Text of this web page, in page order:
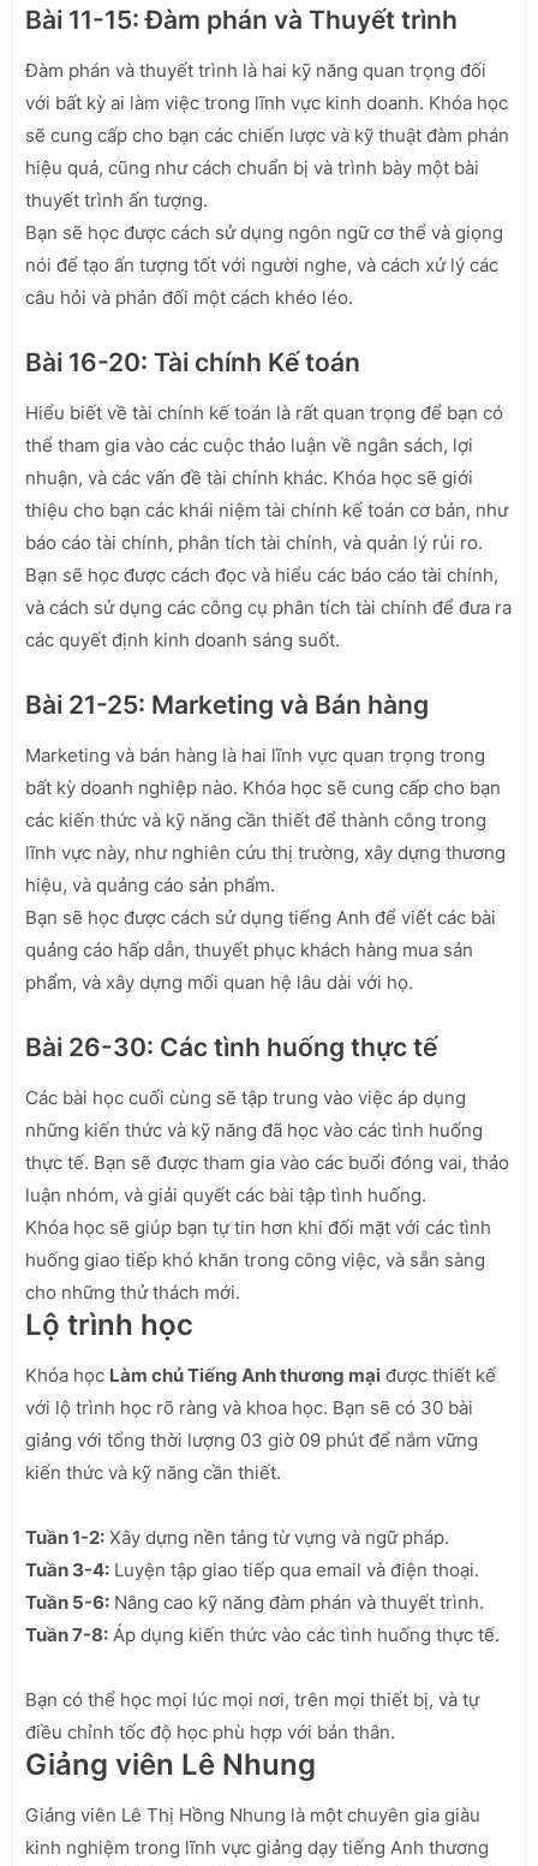
Bài 11-15: Đàm phán và Thuyết trình
Đàm phán và thuyết trình là hai kỹ năng quan trọng đối
với bất kỳ ai làm việc trong lĩnh vực kinh doanh. Khóa học
sẽ cung cấp cho bạn các chiến lược và kỹ thuật đàm phán
hiệu quả, cũng như cách chuẩn bị và trình bày một bài
thuyết trình ấn tượng.
Bạn sẽ học được cách sử dụng ngôn ngữ cơ thể và giọng
nói để tạo ấn tượng tốt với người nghe, và cách xử lý các
câu hỏi và phản đối một cách khéo léo.
Bài 16-20: Tài chính Kế toán
Hiểu biết về tài chính kế toán là rất quan trọng để bạn có
thể tham gia vào các cuộc thảo luận về ngân sách, lợi
nhuận, và các vấn đề tài chính khác. Khóa học sẽ giới
thiệu cho bạn các khái niệm tài chính kế toán cơ bản, như
báo cáo tài chính, phân tích tài chính, và quản lý rủi ro.
Bạn sẽ học được cách đọc và hiểu các báo cáo tài chính,
và cách sử dụng các công cụ phân tích tài chính để đưa ra
các quyết định kinh doanh sáng suốt.
Bài 21-25: Marketing và Bán hàng
Marketing và bán hàng là hai lĩnh vực quan trọng trong
bất kỳ doanh nghiệp nào. Khóa học sẽ cung cấp cho bạn
các kiến thức và kỹ năng cần thiết để thành công trong
lĩnh vực này, như nghiên cứu thị trường, xây dựng thương
hiệu, và quảng cáo sản phẩm.
Bạn sẽ học được cách sử dụng tiếng Anh để viết các bài
quảng cáo hấp dẫn, thuyết phục khách hàng mua sản
phẩm, và xây dựng mối quan hệ lâu dài với họ.
Bài 26-30: Các tình huống thực tế
Các bài học cuối cùng sẽ tập trung vào việc áp dụng
những kiến thức và kỹ năng đã học vào các tình huống
thực tế. Bạn sẽ được tham gia vào các buổi đóng vai, thảo
luận nhóm, và giải quyết các bài tập tình huống.
Khóa học sẽ giúp bạn tự tin hơn khi đối mặt với các tình
huống giao tiếp khó khăn trong công việc, và sẵn sàng
cho những thử thách mới.
Lộ trình học
Khóa học Làm chủ Tiếng Anh thương mại được thiết kế
với lộ trình học rõ ràng và khoa học. Bạn sẽ có 30 bài
giảng với tổng thời lượng 03 giờ 09 phút để nắm vững
kiến thức và kỹ năng cần thiết.
Tuần 1-2: Xây dựng nền tảng từ vựng và ngữ pháp.
Tuần 3-4: Luyện tập giao tiếp qua email và điện thoại.
Tuần 5-6: Nâng cao kỹ năng đàm phán và thuyết trình.
Tuần 7-8: Áp dụng kiến thức vào các tình huống thực tế.
Bạn có thể học mọi lúc mọi nơi, trên mọi thiết bị, và tự
điều chỉnh tốc độ học phù hợp với bản thân.
Giảng viên Lê Nhung
Giảng viên Lê Thị Hồng Nhung là một chuyên gia giàu
kinh nghiệm trong lĩnh vực giảng dạy tiếng Anh thương